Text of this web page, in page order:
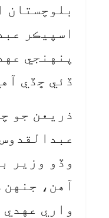
بلوچستان
اسپيڪر
پنهنجي
ڏئي ڇڏي
ذريعن جو
وڏو وزير
آهن، جنهن
واري